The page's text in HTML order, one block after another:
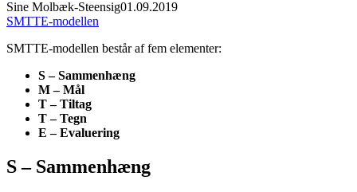
Sine Molbæk-Steensig01.09.2019
SMTTE-modellen
SMTTE-modellen består af fem elementer:
S – Sammenhæng
M – Mål
T – Tiltag
T – Tegn
E – Evaluering
S – Sammenhæng